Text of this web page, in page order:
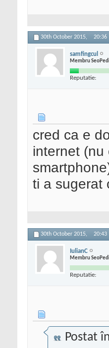
30th October 2015, 20:36
samfingcul
Membru
Reputatie:
cred ca e
internet (nu
ti a sugerat
30th October 2015, 20:43
IulianC
Membru
Reputatie:
Postat